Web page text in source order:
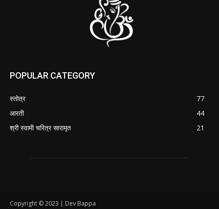
POPULAR CATEGORY
स्तोत्र
77
आरती
44
श्री स्वामी चरित्र सारामृत
21
Copyright © 2023 | Dev Bappa